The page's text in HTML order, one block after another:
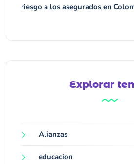
riesgo a los asegurados en
Explorar
Alianzas
educacion